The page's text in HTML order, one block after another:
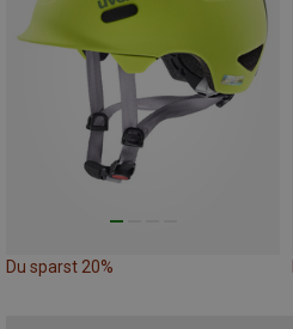
Du sparst 20%